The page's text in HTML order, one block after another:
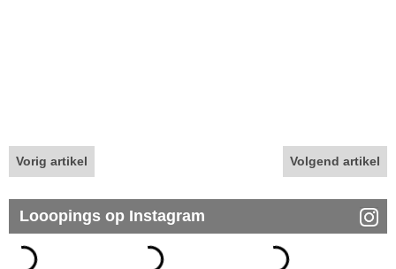
Vorig artikel Volgend artikel
Looopings op Instagram